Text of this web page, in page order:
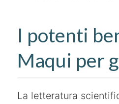
I potenti
Maqui per
La letteratura